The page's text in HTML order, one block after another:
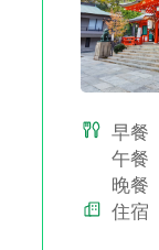
早餐
午餐
晚餐
住宿